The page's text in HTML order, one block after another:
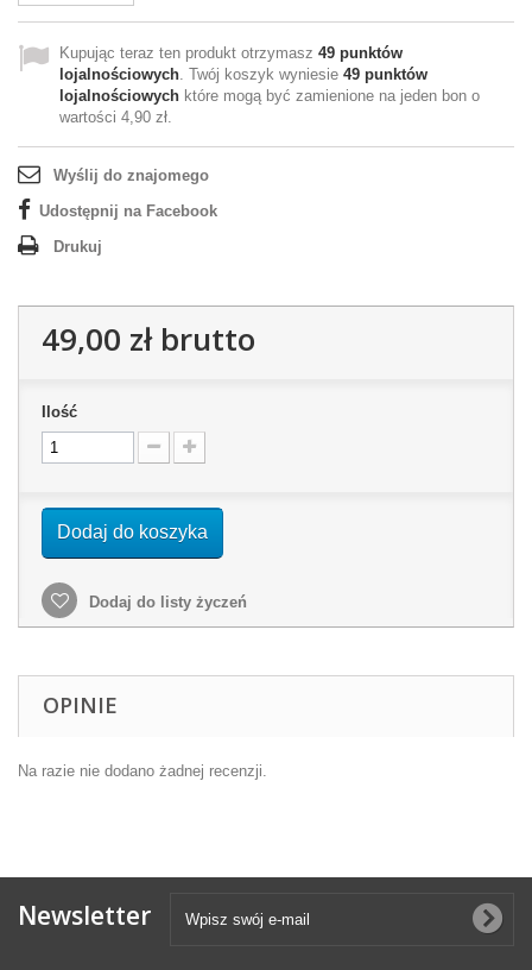
Kupując teraz ten produkt otrzymasz 49 punktów
lojalnościowych. Twój koszyk wyniesie 49 punktów
lojalnościowych które mogą być zamienione na jeden bon o
wartości 4,90 zł.
Wyślij do znajomego
Udostępnij na Facebook
Drukuj
49,00 złbrutto
Ilość
Dodaj do koszyka
Dodaj do listy życzeń
OPINIE
Na razie nie dodano żadnej recenzji.
Newsletter